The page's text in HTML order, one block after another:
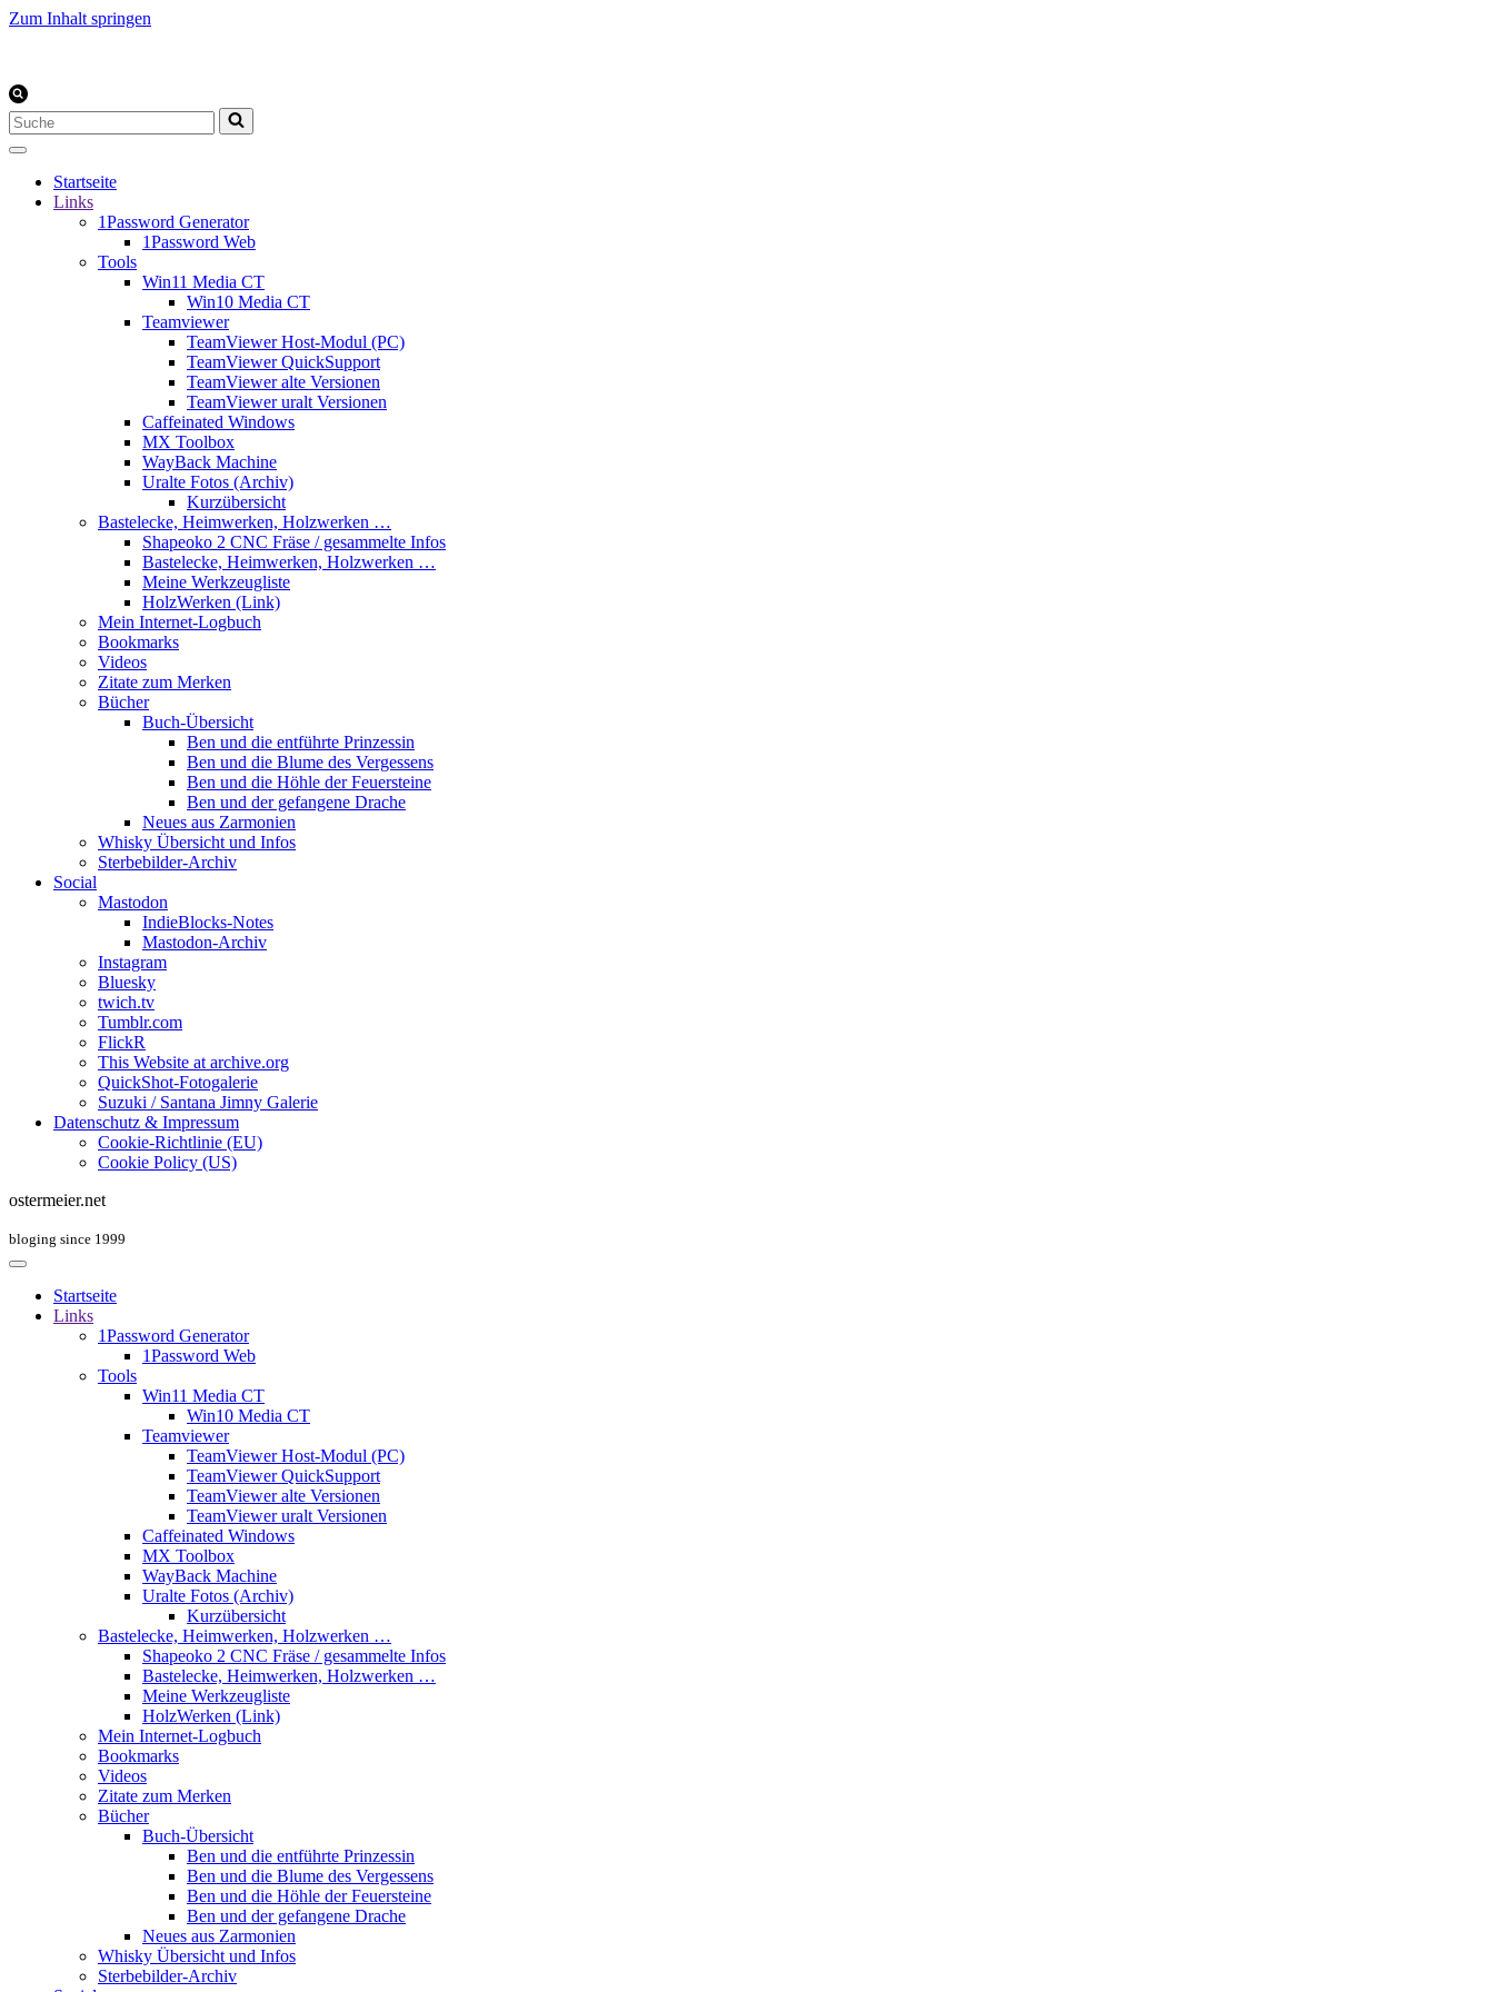
Zum Inhalt springen
Suchen
nach …
Startseite
Links
1Password Generator
1Password Web
Tools
Win11 Media CT
Win10 Media CT
Teamviewer
TeamViewer Host-Modul (PC)
TeamViewer QuickSupport
TeamViewer alte Versionen
TeamViewer uralt Versionen
Caffeinated Windows
MX Toolbox
WayBack Machine
Uralte Fotos (Archiv)
Kurzübersicht
Bastelecke, Heimwerken, Holzwerken …
Shapeoko 2 CNC Fräse / gesammelte Infos
Bastelecke, Heimwerken, Holzwerken …
Meine Werkzeugliste
HolzWerken (Link)
Mein Internet-Logbuch
Bookmarks
Videos
Zitate zum Merken
Bücher
Buch-Übersicht
Ben und die entführte Prinzessin
Ben und die Blume des Vergessens
Ben und die Höhle der Feuersteine
Ben und der gefangene Drache
Neues aus Zarmonien
Whisky Übersicht und Infos
Sterbebilder-Archiv
Social
Mastodon
IndieBlocks-Notes
Mastodon-Archiv
Instagram
Bluesky
twich.tv
Tumblr.com
FlickR
This Website at archive.org
QuickShot-Fotogalerie
Suzuki / Santana Jimny Galerie
Datenschutz & Impressum
Cookie-Richtlinie (EU)
Cookie Policy (US)
ostermeier.net
bloging since 1999
Startseite
Links
1Password Generator
1Password Web
Tools
Win11 Media CT
Win10 Media CT
Teamviewer
TeamViewer Host-Modul (PC)
TeamViewer QuickSupport
TeamViewer alte Versionen
TeamViewer uralt Versionen
Caffeinated Windows
MX Toolbox
WayBack Machine
Uralte Fotos (Archiv)
Kurzübersicht
Bastelecke, Heimwerken, Holzwerken …
Shapeoko 2 CNC Fräse / gesammelte Infos
Bastelecke, Heimwerken, Holzwerken …
Meine Werkzeugliste
HolzWerken (Link)
Mein Internet-Logbuch
Bookmarks
Videos
Zitate zum Merken
Bücher
Buch-Übersicht
Ben und die entführte Prinzessin
Ben und die Blume des Vergessens
Ben und die Höhle der Feuersteine
Ben und der gefangene Drache
Neues aus Zarmonien
Whisky Übersicht und Infos
Sterbebilder-Archiv